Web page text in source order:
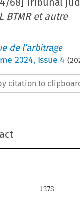
BTMR et autre
de l’arbitrage
2024, Issue 4 (
citation to
